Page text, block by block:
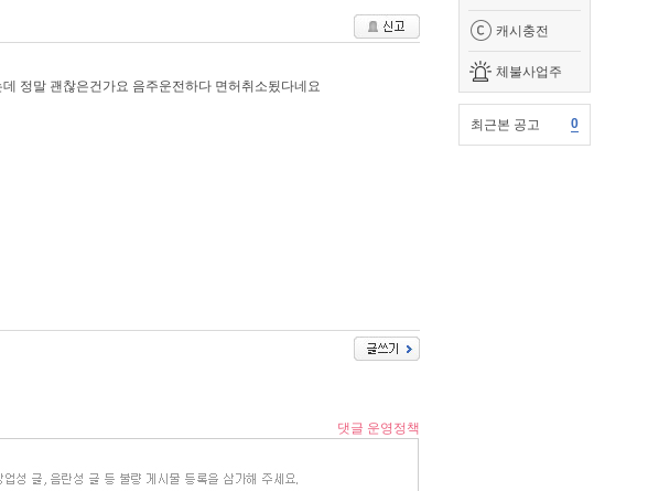
캐시충전
체불사업주
최근본 공고 0
정말 괜찮은건가요 음주운전하다 면허취소됬다네요